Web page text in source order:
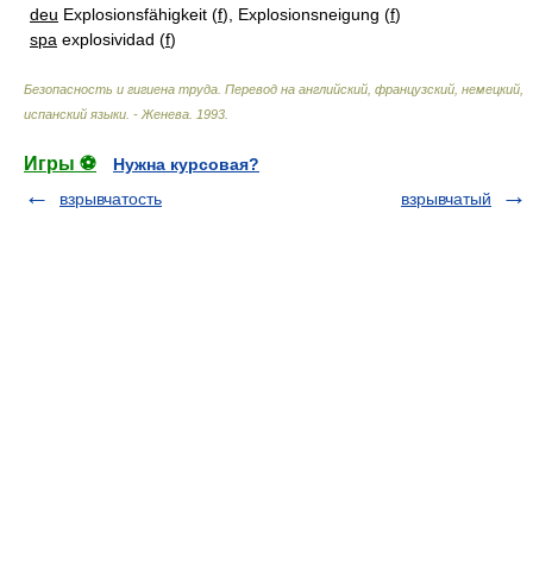
deu Explosionsfähigkeit (f), Explosionsneigung (f)
spa explosividad (f)
Безопасность и гигиена труда. Перевод на английский, французский, немецкий,
испанский языки. - Женева 1993
Игры ⚽
Нужна курсовая?
взрывчатость
взрывчатый